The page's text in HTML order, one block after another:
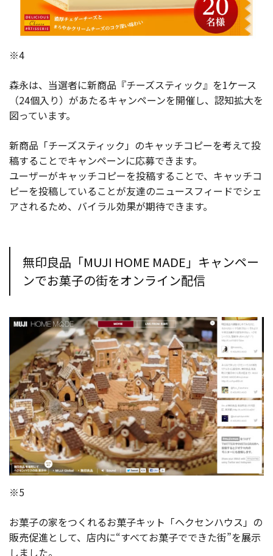
※4
森永は、当選者に新商品『チーズスティック』を1ケース
（24個入り）があたるキャンペーンを開催し、認知拡大を
図っています。
新商品「チーズスティック」のキャッチコピーを考えて投
稿することでキャンペーンに応募できます。
ユーザーがキャッチコピーを投稿することで、キャッチコ
ピーを投稿していることが友達のニュースフィードでシェ
アされるため、バイラル効果が期待できます。
無印良品「MUJI HOME MADE」キャンペー
ンでお菓子の街をオンライン配信
※5
お菓子の家をつくれるお菓子キット「ヘクセンハウス」の
販売促進として、店内に“すべてお菓子でできた街”を展示
しました。